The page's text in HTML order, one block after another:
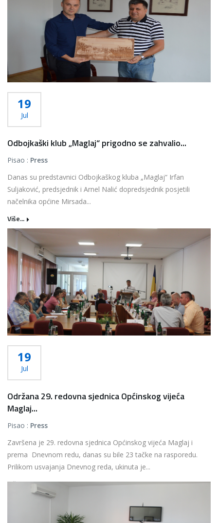
19
Jul
Odbojkaški klub „Maglaj“ prigodno se zahvalio...
Pisao : Press
Danas su predstavnici Odbojkaškog kluba „Maglaj“ Irfan
Suljaković, predsjednik i Arnel Nalić dopredsjednik posjetili
načelnika općine Mirsada...
Više...
19
Jul
Održana 29. redovna sjednica Općinskog vijeća
Maglaj...
Pisao : Press
Završena je 29. redovna sjednica Općinskog vijeća Maglaj i
prema Dnevnom redu, danas su bile 23 tačke na rasporedu.
Prilikom usvajanja Dnevnog reda, ukinuta je...
Više...